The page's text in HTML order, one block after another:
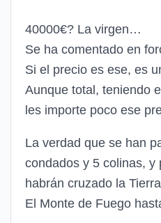
40000€? La virgen…
Se ha comentado en
Si el precio es ese, es
Aunque total, teniendo
les importe poco ese
La verdad que se han
condados y 5 colinas, y
habrán cruzado la
El Monte de Fuego